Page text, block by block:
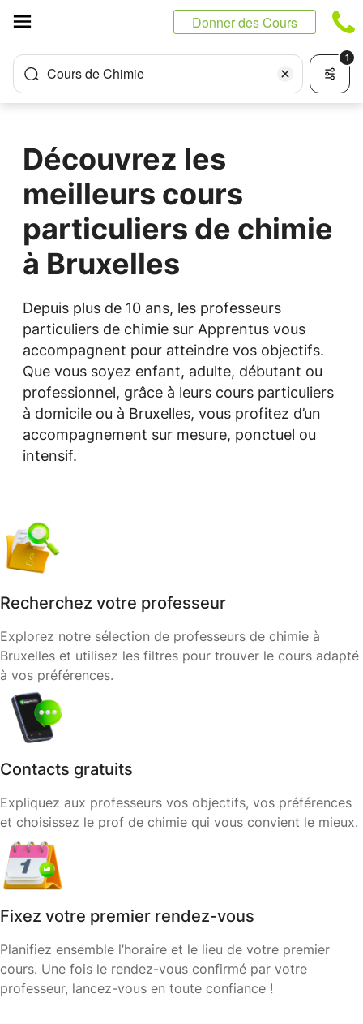
Donner des Cours
Cours de Chimie
1
Découvrez les
meilleurs cours
particuliers de chimie
à Bruxelles
Depuis plus de 10 ans, les professeurs
particuliers de chimie sur Apprentus vous
accompagnent pour atteindre vos objectifs.
Que vous soyez enfant, adulte, débutant ou
professionnel, grâce à leurs cours particuliers
à domicile ou à Bruxelles, vous profitez d’un
accompagnement sur mesure, ponctuel ou
intensif.
Recherchez votre professeur
Explorez notre sélection de professeurs de chimie à
Bruxelles et utilisez les filtres pour trouver le cours adapté
à vos préférences.
Contacts gratuits
Expliquez aux professeurs vos objectifs, vos préférences
et choisissez le prof de chimie qui vous convient le mieux.
Fixez votre premier rendez-vous
Planifiez ensemble l’horaire et le lieu de votre premier
cours. Une fois le rendez-vous confirmé par votre
professeur, lancez-vous en toute confiance !